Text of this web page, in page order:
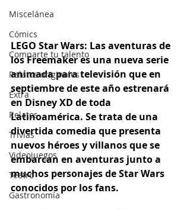
Miscelánea
Cómics
Comparte tu talento
Relatos originales
Extra
Relatos
Trivias
Videojuegos
Teatro
Gastronomía
LEGO Star Wars: Las aventuras de
los Freemaker es una nueva serie
animada para televisión que en
septiembre de este año estrenará
en Disney XD de toda
Latinoamérica. Se trata de una
divertida comedia que presenta
nuevos héroes y villanos que se
embarcan en aventuras junto a
muchos personajes de Star Wars
conocidos por los fans.